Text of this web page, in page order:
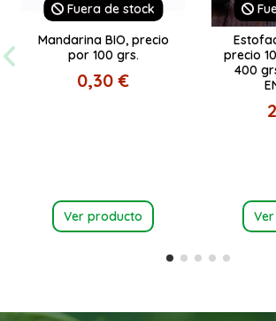
Fuera de stock
Mandarina BIO, precio
por 100 grs.
0,30 €
Ver producto
precio
400